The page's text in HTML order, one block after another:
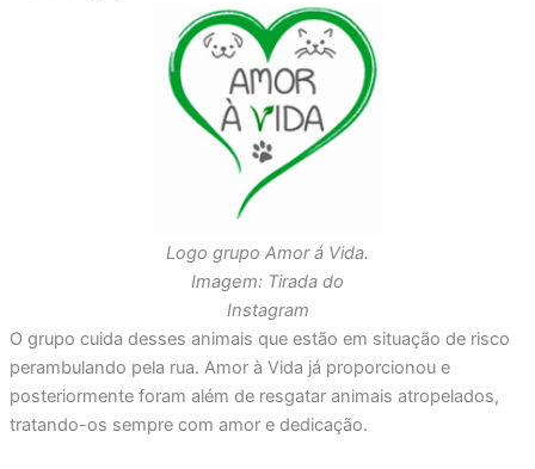
Logo grupo Amor á Vida.
Imagem: Tirada do
Instagram
O grupo cuida desses animais que estão em situação de risco
perambulando pela rua. Amor à Vida já proporcionou e
posteriormente foram além de resgatar animais atropelados,
tratando-os sempre com amor e dedicação.